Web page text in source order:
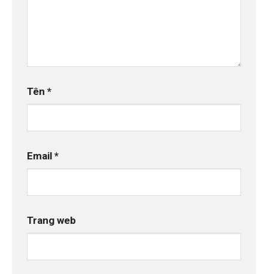
Tên *
Email *
Trang web